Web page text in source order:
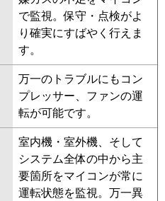
で監視。保守・点検がよ
り確実にすばやく行えま
す。
万一のトラブルにもコン
プレッサー、ファンの運
転が可能です。
室内機・室外機、そして
システム全体の中から主
要箇所をマイコンが常に
運転状態を監視。万一異